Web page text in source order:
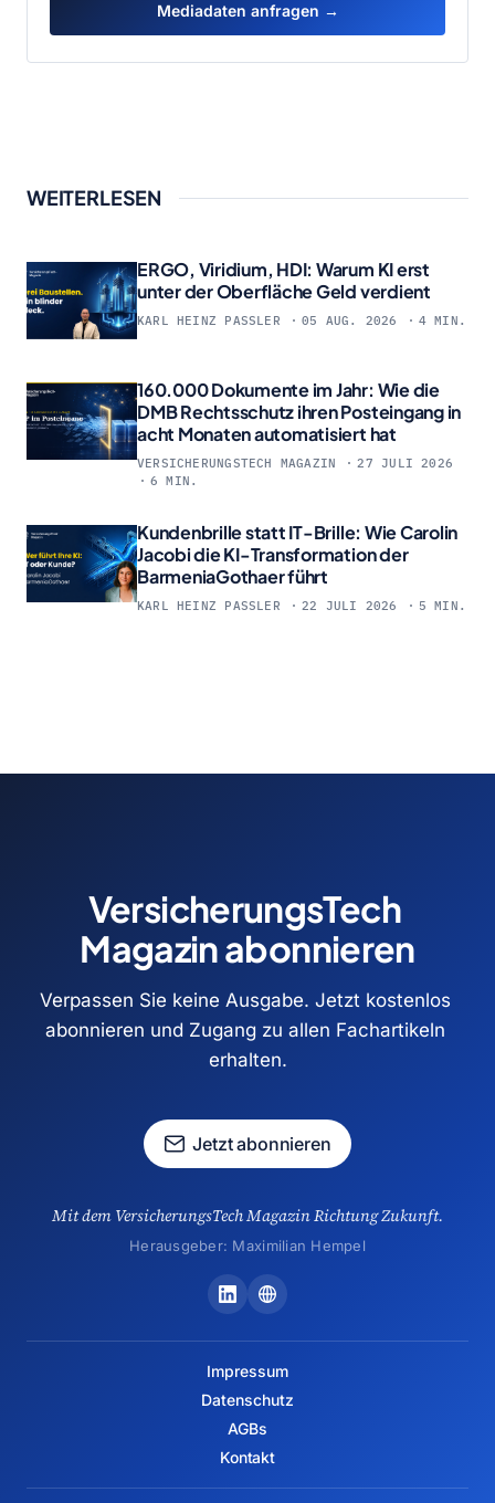
Mediadaten anfragen →
WEITERLESEN
ERGO, Viridium, HDI: Warum KI erst
unter der Oberfläche Geld verdient
KARL HEINZ PASSLER 05 AUG. 2026 4 MIN.
160.000 Dokumente im Jahr: Wie die
DMB Rechtsschutz ihren Posteingang in
acht Monaten automatisiert hat
VERSICHERUNGSTECH MAGAZIN
27 JULI 2026
6 MIN.
Kundenbrille statt IT-Brille: Wie Carolin
Jacobi die KI-Transformation der
BarmeniaGothaer führt
KARL HEINZ PASSLER 22 JULI 2026 5 MIN.
VersicherungsTech
Magazin abonnieren
Verpassen Sie keine Ausgabe. Jetzt kostenlos
abonnieren und Zugang zu allen Fachartikeln
erhalten.
Jetzt abonnieren
Mit dem VersicherungsTech Magazin Richtung Zukunft.
Herausgeber: Maximilian Hempel
Impressum
Datenschutz
AGBs
Kontakt